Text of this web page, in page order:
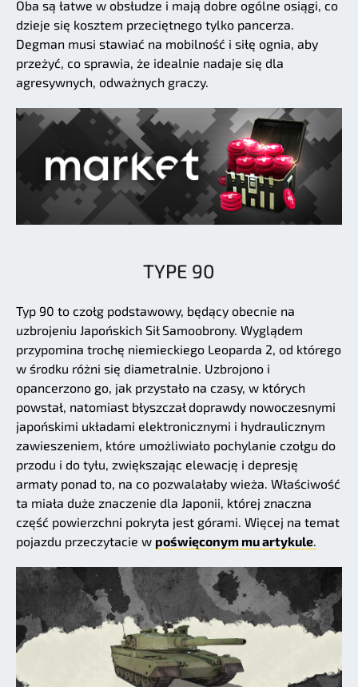
Oba są łatwe w obsłudze i mają dobre ogólne osiągi, co
dzieje się kosztem przeciętnego tylko pancerza.
Degman musi stawiać na mobilność i siłę ognia, aby
przeżyć, co sprawia, że idealnie nadaje się dla
agresywnych, odważnych graczy.
TYPE 90
Typ 90 to czołg podstawowy, będący obecnie na
uzbrojeniu Japońskich Sił Samoobrony. Wyglądem
przypomina trochę niemieckiego Leoparda 2, od którego
w środku różni się diametralnie. Uzbrojono i
opancerzono go, jak przystało na czasy, w których
powstał, natomiast błyszczał doprawdy nowoczesnymi
japońskimi układami elektronicznymi i hydraulicznym
zawieszeniem, które umożliwiało pochylanie czołgu do
przodu i do tyłu, zwiększając elewację i depresję
armaty ponad to, na co pozwalałaby wieża. Właściwość
ta miała duże znaczenie dla Japonii, której znaczna
część powierzchni pokryta jest górami. Więcej na temat
pojazdu przeczytacie w poświęconym mu artykule.